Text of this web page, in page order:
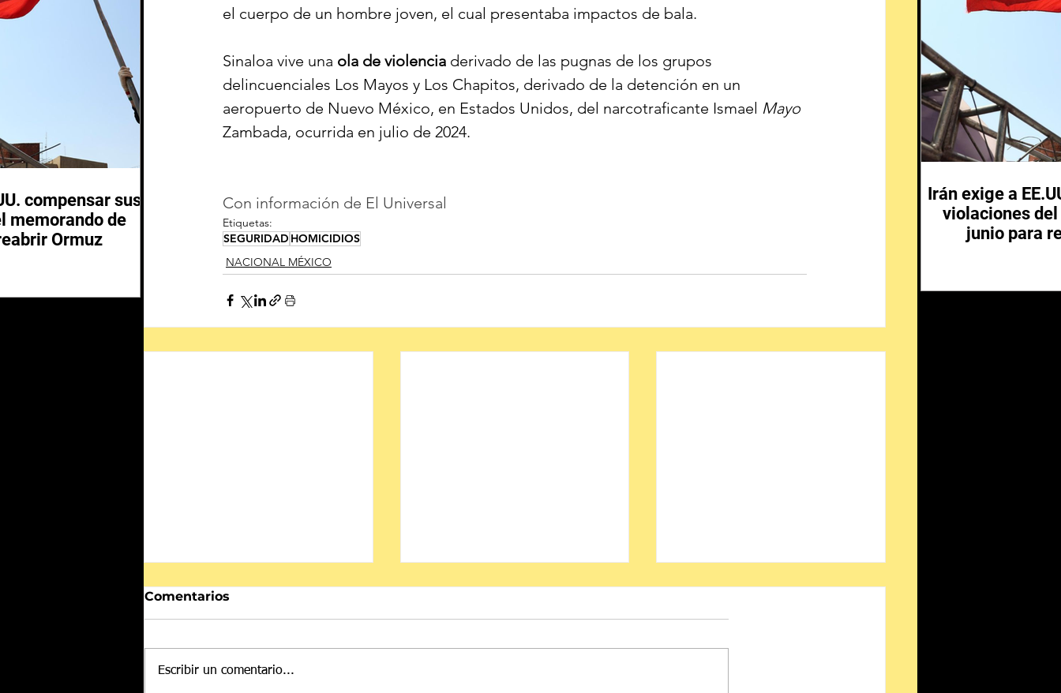
el cuerpo de un hombre joven, el cual presentaba impactos de bala.
Sinaloa vive una ola de violencia derivado de las pugnas de los grupos
delincuenciales Los Mayos y Los Chapitos, derivado de la detención en un
aeropuerto de Nuevo México, en Estados Unidos, del narcotraficante Ismael Mayo
Zambada, ocurrida en julio de 2024.
Con información de El Universal
Etiquetas:
SEGURIDAD HOMICIDIOS
NACIONAL MÉXICO
Comentarios
Escribir un comentario...
compensar sus
memorando de
Ormuz
Irán exige a
violaciones
junio para